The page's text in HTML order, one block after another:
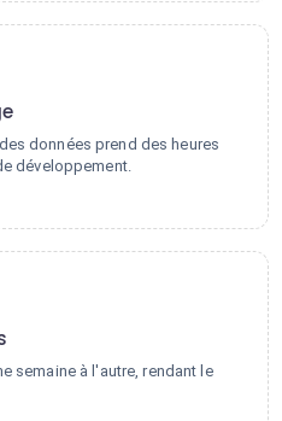
données prend des heures
développement.
semaine à l'autre, rendant le